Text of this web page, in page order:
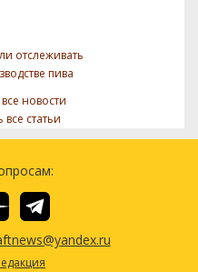
отслеживать
пива
новости
статьи